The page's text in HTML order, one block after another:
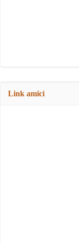
Link amici